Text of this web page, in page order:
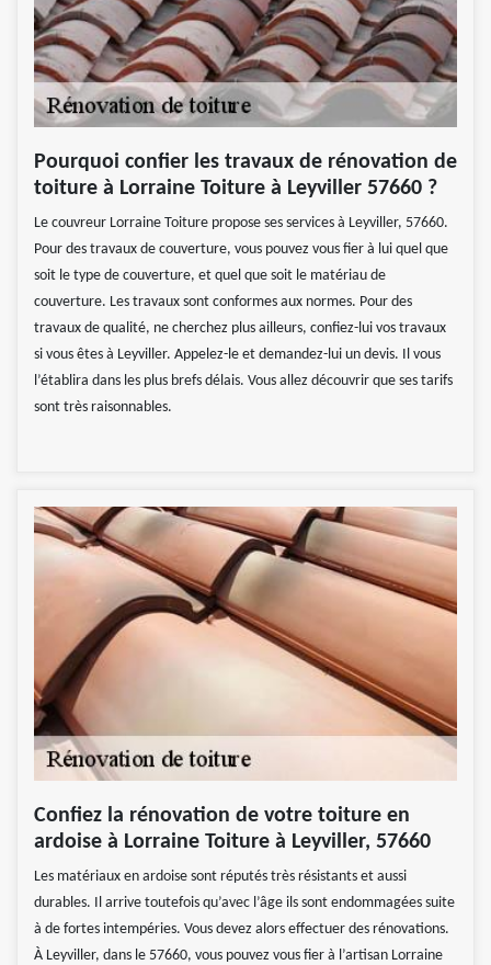
Pourquoi confier les travaux de rénovation de
toiture à Lorraine Toiture à Leyviller 57660 ?
Le couvreur Lorraine Toiture propose ses services à Leyviller, 57660.
Pour des travaux de couverture, vous pouvez vous fier à lui quel que
soit le type de couverture, et quel que soit le matériau de
couverture. Les travaux sont conformes aux normes. Pour des
travaux de qualité, ne cherchez plus ailleurs, confiez-lui vos travaux
si vous êtes à Leyviller. Appelez-le et demandez-lui un devis. Il vous
l’établira dans les plus brefs délais. Vous allez découvrir que ses tarifs
sont très raisonnables.
Confiez la rénovation de votre toiture en
ardoise à Lorraine Toiture à Leyviller, 57660
Les matériaux en ardoise sont réputés très résistants et aussi
durables. Il arrive toutefois qu’avec l’âge ils sont endommagées suite
à de fortes intempéries. Vous devez alors effectuer des rénovations.
À Leyviller, dans le 57660, vous pouvez vous fier à l’artisan Lorraine